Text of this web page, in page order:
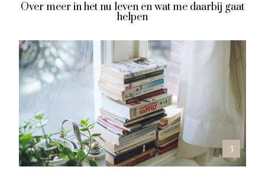
Over meer in het nu leven en wat me daarbij gaat
helpen